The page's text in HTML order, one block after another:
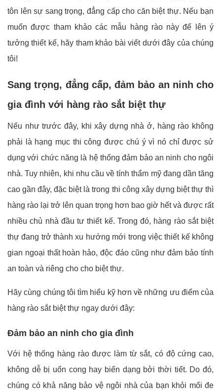
tôn lên sự sang trọng, đẳng cấp cho căn biệt thự. Nếu bạn
muốn được tham khảo các mẫu hàng rào này để lên ý
tưởng thiết kế, hãy tham khảo bài viết dưới đây của chúng
tôi!
Sang trọng, đẳng cấp, đảm bảo an ninh cho
gia đình với hàng rào sắt biệt thự
Nếu như trước đây, khi xây dựng nhà ở, hàng rào không
phải là hạng mục thi công được chú ý vì nó chỉ được sử
dụng với chức năng là hệ thống đảm bảo an ninh cho ngôi
nhà. Tuy nhiên, khi nhu cầu về tính thẩm mỹ đang dần tăng
cao gần đây, đặc biệt là trong thi công xây dựng biệt thự thì
hàng rào lại trở lên quan trọng hơn bao giờ hết và được rất
nhiều chủ nhà đầu tư thiết kế. Trong đó, hàng rào sắt biệt
thự đang trở thành xu hướng mới trong việc thiết kế không
gian ngoại thất hoàn hảo, độc đáo cũng như đảm bảo tính
an toàn và riêng cho cho biệt thự.
Hãy cùng chúng tôi tìm hiểu kỹ hơn về những ưu điểm của
hàng rào sắt biệt thự ngay dưới đây:
Đảm bảo an ninh cho gia đình
Với hệ thống hàng rào được làm từ sắt, có độ cứng cao,
không dễ bị uốn cong hay biến dạng bởi thời tiết. Do đó,
chúng có khả năng bảo vệ ngôi nhà của bạn khỏi mối đe